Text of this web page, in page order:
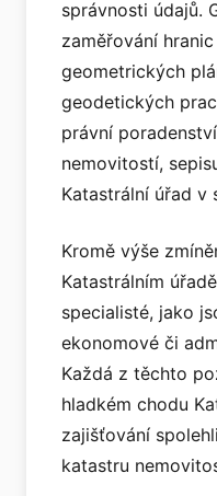
správnosti údajů.
zaměřování
geometrických
geodetických
právní
nemovitostí,
Katastrální úřad v
Kromě výše
Katastrálním
specialisté, jako
ekonomové či
Každá z těchto
hladkém chodu
zajišťování
katastru